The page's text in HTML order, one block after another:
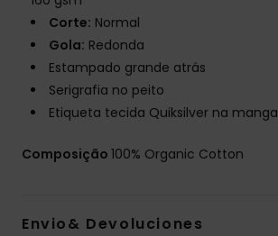
Corte: Normal
Gola: Redonda
Estampado grande atrás
Serigrafia no peito
Etiqueta tecida Quiksilver na manga
Composição 100% Organic Cotton
Envio& Devoluciones